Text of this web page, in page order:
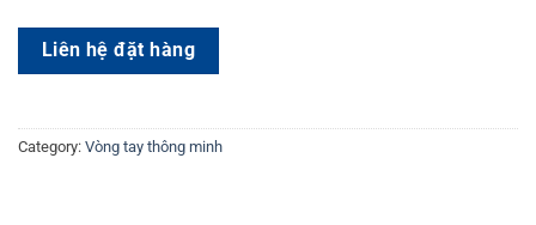
Liên hệ đặt hàng
Category: Vòng tay thông minh